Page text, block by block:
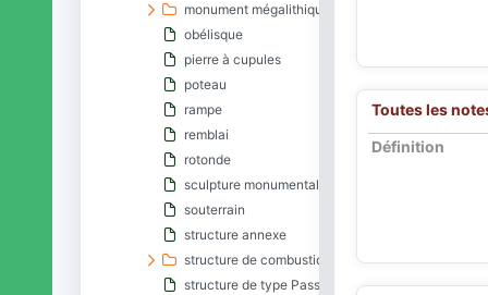
monument mégalithique
obélisque
pierre à cupules
poteau
rampe
remblai
rotonde
sculpture monumentale
souterrain
structure annexe
structure de combustion
structure de type Passy
Toutes les
Définition